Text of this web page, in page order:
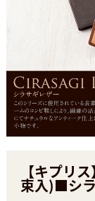
【キプリ
束入)■シ